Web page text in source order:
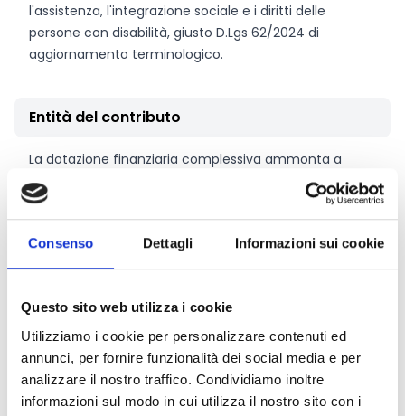
Consenso Dettagli Informazioni sui cookie
Questo sito web utilizza i cookie
Utilizziamo i cookie per personalizzare contenuti ed
annunci, per fornire funzionalità dei social media e per
analizzare il nostro traffico. Condividiamo inoltre
informazioni sul modo in cui utilizza il nostro sito con i
l'assistenza, l'integrazione sociale e i diritti delle
persone con disabilità, giusto D.Lgs 62/2024 di
aggiornamento terminologico.
Entità del contributo
La dotazione finanziaria complessiva ammonta a
200.000 Euro
fino alla misura massima del
delle spese di
viaggio dal luogo di residenza o domicilio del paziente
a quello di cura se effettuato con comuni mezzi di
trasporto pubblico o con autoambulanza;
viaggio dal luogo di residenza o domicilio del paziente
a quello di cura se effettuato con mezzi propri, di
famiglia o di terzi calcolando la spesa carburante ad
un quinto del costo medio della benzina nell’anno
2022 (pari ad € 1,811/LT) per i chilometri percorsi dal